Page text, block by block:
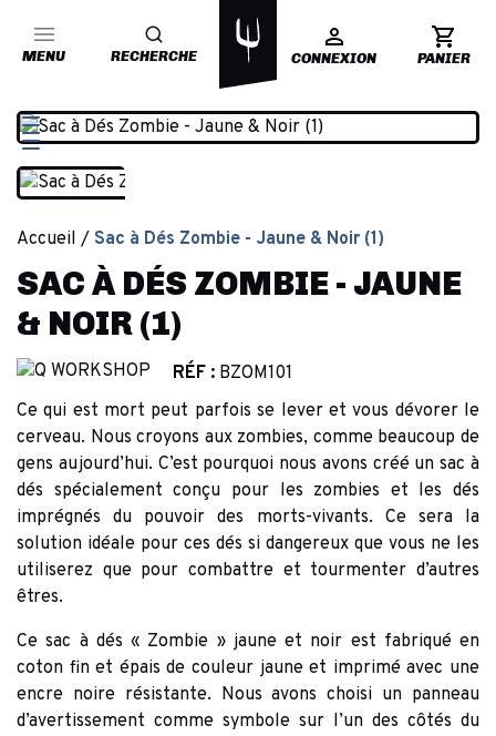
MENU RECHERCHE CONNEXION PANIER
Accueil Sac à Dés Zombie - Jaune & Noir (1)
SAC À DÉS ZOMBIE - JAUNE
& NOIR (1)
RÉF : BZOM101
Ce qui est mort peut parfois se lever et vous dévorer le
cerveau. Nous croyons aux zombies, comme beaucoup de
gens aujourd’hui. C’est pourquoi nous avons créé un sac à
dés spécialement conçu pour les zombies et les dés
imprégnés du pouvoir des morts-vivants. Ce sera la
solution idéale pour ces dés si dangereux que vous ne les
utiliserez que pour combattre et tourmenter d’autres
êtres.
Ce sac à dés « Zombie » jaune et noir est fabriqué en
coton fin et épais de couleur jaune et imprimé avec une
encre noire résistante. Nous avons choisi un panneau
d’avertissement comme symbole sur l’un des côtés du